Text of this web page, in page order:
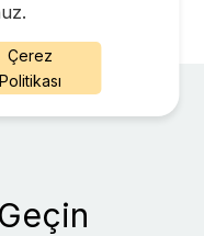
Çerez
Politikası